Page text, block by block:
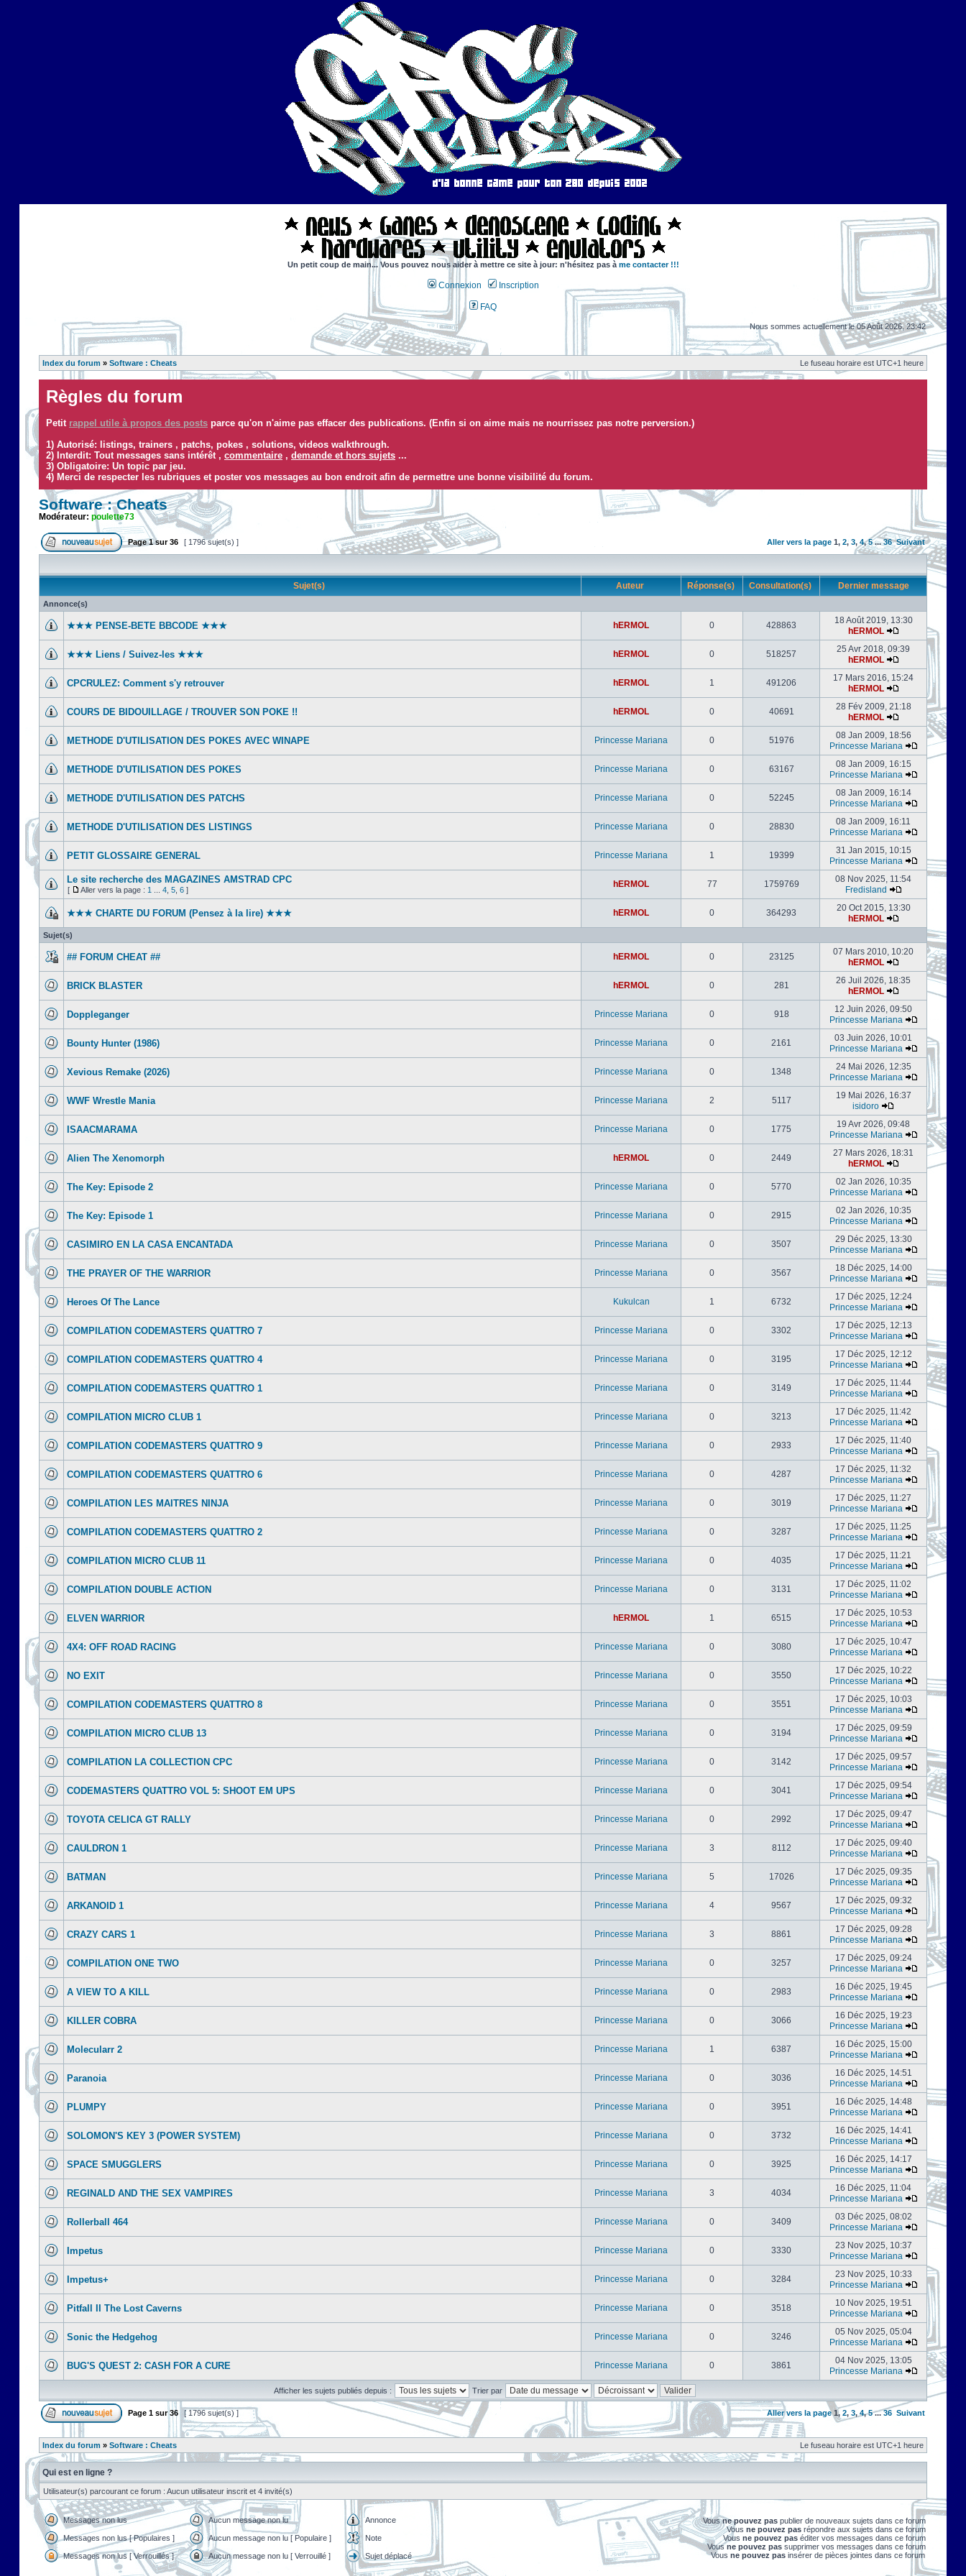
Un petit coup de main... Vous pouvez nous aider à mettre ce site à jour: n'hésitez pas à me contacter !!!
Connexion Inscription
FAQ
Nous sommes actuellement le 05 Août 2026, 23:42
Index du forum » Software : Cheats Le fuseau horaire est UTC+1 heure
Règles du forum
Petit rappel utile à propos des posts parce qu'on n'aime pas effacer des publications. (Enfin si on aime mais ne nourrissez pas notre perversion.)
1) Autorisé: listings, trainers , patchs, pokes , solutions, videos walkthrough.
2) Interdit: Tout messages sans intérêt , commentaire , demande et hors sujets ...
3) Obligatoire: Un topic par jeu.
4) Merci de respecter les rubriques et poster vos messages au bon endroit afin de permettre une bonne visibilité du forum.
Software : Cheats
Modérateur: poulette73
Page1sur36 [ 1796 sujet(s) ] Aller vers la page 1, 2, 3, 4,5...36 Suivant
Sujet(s) Auteur Réponse(s) Consultation(s) Dernier message
Annonce(s)
★★★ PENSE-BETE BBCODE ★★★ hERMOL 0 428863
18 Août 2019, 13:30
hERMOL
★★★ Liens / Suivez-les ★★★ hERMOL 0 518257
25 Avr 2018, 09:39
hERMOL
CPCRULEZ: Comment s'y retrouver‎ hERMOL 1 491206
17 Mars 2016, 15:24
hERMOL
COURS DE BIDOUILLAGE / TROUVER SON POKE !! hERMOL 0 40691
28 Fév 2009, 21:18
hERMOL
METHODE D'UTILISATION DES POKES AVEC WINAPE Princesse Mariana 0 51976
08 Jan 2009, 18:56
Princesse Mariana
METHODE D'UTILISATION DES POKES Princesse Mariana 0 63167
08 Jan 2009, 16:15
Princesse Mariana
METHODE D'UTILISATION DES PATCHS Princesse Mariana 0 52245
08 Jan 2009, 16:14
Princesse Mariana
METHODE D'UTILISATION DES LISTINGS Princesse Mariana 0 28830
08 Jan 2009, 16:11
Princesse Mariana
PETIT GLOSSAIRE GENERAL Princesse Mariana 1 19399
31 Jan 2015, 10:15
Princesse Mariana
Le site recherche des MAGAZINES AMSTRAD CPC
[ Aller vers la page : 1 4 5 6 ]
hERMOL 77 1759769
08 Nov 2025, 11:54
Fredisland
★★★ CHARTE DU FORUM (Pensez à la lire) ★★★ hERMOL 0 364293
20 Oct 2015, 13:30
hERMOL
Sujet(s)
## FORUM CHEAT ## hERMOL 0 23125
07 Mars 2010, 10:20
hERMOL
BRICK BLASTER hERMOL 0 281
26 Juil 2026, 18:35
hERMOL
Doppleganger Princesse Mariana 0 918
12 Juin 2026, 09:50
Princesse Mariana
Bounty Hunter (1986) Princesse Mariana 0 2161
03 Juin 2026, 10:01
Princesse Mariana
Xevious Remake (2026) Princesse Mariana 0 1348
24 Mai 2026, 12:35
Princesse Mariana
WWF Wrestle Mania Princesse Mariana 2 5117
19 Mai 2026, 16:37
isidoro
ISAACMARAMA Princesse Mariana 0 1775
19 Avr 2026, 09:48
Princesse Mariana
Alien The Xenomorph hERMOL 0 2449
27 Mars 2026, 18:31
hERMOL
The Key: Episode 2 Princesse Mariana 0 5770
02 Jan 2026, 10:35
Princesse Mariana
The Key: Episode 1 Princesse Mariana 0 2915
02 Jan 2026, 10:35
Princesse Mariana
CASIMIRO EN LA CASA ENCANTADA Princesse Mariana 0 3507
29 Déc 2025, 13:30
Princesse Mariana
THE PRAYER OF THE WARRIOR Princesse Mariana 0 3567
18 Déc 2025, 14:00
Princesse Mariana
Heroes Of The Lance Kukulcan 1 6732
17 Déc 2025, 12:24
Princesse Mariana
COMPILATION CODEMASTERS QUATTRO 7 Princesse Mariana 0 3302
17 Déc 2025, 12:13
Princesse Mariana
COMPILATION CODEMASTERS QUATTRO 4 Princesse Mariana 0 3195
17 Déc 2025, 12:12
Princesse Mariana
COMPILATION CODEMASTERS QUATTRO 1 Princesse Mariana 0 3149
17 Déc 2025, 11:44
Princesse Mariana
COMPILATION MICRO CLUB 1 Princesse Mariana 0 3213
17 Déc 2025, 11:42
Princesse Mariana
COMPILATION CODEMASTERS QUATTRO 9 Princesse Mariana 0 2933
17 Déc 2025, 11:40
Princesse Mariana
COMPILATION CODEMASTERS QUATTRO 6 Princesse Mariana 0 4287
17 Déc 2025, 11:32
Princesse Mariana
COMPILATION LES MAITRES NINJA Princesse Mariana 0 3019
17 Déc 2025, 11:27
Princesse Mariana
COMPILATION CODEMASTERS QUATTRO 2 Princesse Mariana 0 3287
17 Déc 2025, 11:25
Princesse Mariana
COMPILATION MICRO CLUB 11 Princesse Mariana 0 4035
17 Déc 2025, 11:21
Princesse Mariana
COMPILATION DOUBLE ACTION Princesse Mariana 0 3131
17 Déc 2025, 11:02
Princesse Mariana
ELVEN WARRIOR hERMOL 1 6515
17 Déc 2025, 10:53
Princesse Mariana
4X4: OFF ROAD RACING Princesse Mariana 0 3080
17 Déc 2025, 10:47
Princesse Mariana
NO EXIT Princesse Mariana 0 3550
17 Déc 2025, 10:22
Princesse Mariana
COMPILATION CODEMASTERS QUATTRO 8 Princesse Mariana 0 3551
17 Déc 2025, 10:03
Princesse Mariana
COMPILATION MICRO CLUB 13 Princesse Mariana 0 3194
17 Déc 2025, 09:59
Princesse Mariana
COMPILATION LA COLLECTION CPC Princesse Mariana 0 3142
17 Déc 2025, 09:57
Princesse Mariana
CODEMASTERS QUATTRO VOL 5: SHOOT EM UPS Princesse Mariana 0 3041
17 Déc 2025, 09:54
Princesse Mariana
TOYOTA CELICA GT RALLY Princesse Mariana 0 2992
17 Déc 2025, 09:47
Princesse Mariana
CAULDRON 1 Princesse Mariana 3 8112
17 Déc 2025, 09:40
Princesse Mariana
BATMAN Princesse Mariana 5 17026
17 Déc 2025, 09:35
Princesse Mariana
ARKANOID 1 Princesse Mariana 4 9567
17 Déc 2025, 09:32
Princesse Mariana
CRAZY CARS 1 Princesse Mariana 3 8861
17 Déc 2025, 09:28
Princesse Mariana
COMPILATION ONE TWO Princesse Mariana 0 3257
17 Déc 2025, 09:24
Princesse Mariana
A VIEW TO A KILL Princesse Mariana 0 2983
16 Déc 2025, 19:45
Princesse Mariana
KILLER COBRA Princesse Mariana 0 3066
16 Déc 2025, 19:23
Princesse Mariana
Molecularr 2 Princesse Mariana 1 6387
16 Déc 2025, 15:00
Princesse Mariana
Paranoia Princesse Mariana 0 3036
16 Déc 2025, 14:51
Princesse Mariana
PLUMPY Princesse Mariana 0 3951
16 Déc 2025, 14:48
Princesse Mariana
SOLOMON'S KEY 3 (POWER SYSTEM) Princesse Mariana 0 3732
16 Déc 2025, 14:41
Princesse Mariana
SPACE SMUGGLERS Princesse Mariana 0 3925
16 Déc 2025, 14:17
Princesse Mariana
REGINALD AND THE SEX VAMPIRES Princesse Mariana 3 4034
16 Déc 2025, 11:04
Princesse Mariana
Rollerball 464 Princesse Mariana 0 3409
03 Déc 2025, 08:02
Princesse Mariana
Impetus Princesse Mariana 0 3330
23 Nov 2025, 10:37
Princesse Mariana
Impetus+ Princesse Mariana 0 3284
23 Nov 2025, 10:33
Princesse Mariana
Pitfall II The Lost Caverns Princesse Mariana 0 3518
10 Nov 2025, 19:51
Princesse Mariana
Sonic the Hedgehog Princesse Mariana 0 3246
05 Nov 2025, 05:04
Princesse Mariana
BUG'S QUEST 2: CASH FOR A CURE Princesse Mariana 0 3861
04 Nov 2025, 13:05
Princesse Mariana
Afficher les sujets publiés depuis : Trier par
Page 1 sur36 [ 1796 sujet(s) ] Aller vers la page1, 2, 3, 4,5...36 Suivant
Index du forum » Software : Cheats Le fuseau horaire est UTC+1 heure
Qui est en ligne ?
Utilisateur(s) parcourant ce forum : Aucun utilisateur inscrit et 4 invité(s)
Messages non lus Aucun message non lu Annonce
Messages non lus [ Populaires ] Aucun message non lu [ Populaire ] Note
Messages non lus [ Verrouillés ] Aucun message non lu [ Verrouillé ] Sujet déplacé
Vousne pouvez pas publier de nouveaux sujets dans ce forum
Vous ne pouvez pas répondre aux sujets dans ce forum
Vous ne pouvez pas éditer vos messages dans ce forum
Vousne pouvez pas supprimer vos messages dans ce forum
Vous ne pouvez pas insérer de pièces jointes dans ce forum